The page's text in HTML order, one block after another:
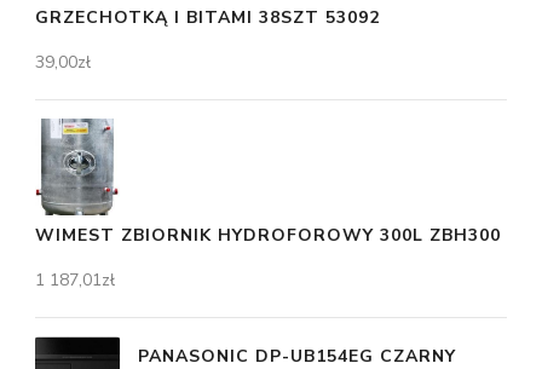
GRZECHOTKĄ I BITAMI 38SZT 53092
39,00zł
WIMEST ZBIORNIK HYDROFOROWY 300L ZBH300
1 187,01zł
PANASONIC DP-UB154EG CZARNY